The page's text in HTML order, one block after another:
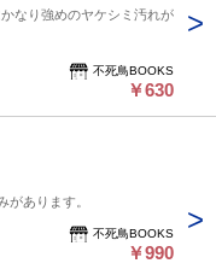
なり強めのヤケシミ汚れが
不死鳥BOOKS
￥630
があります。
不死鳥BOOKS
￥990